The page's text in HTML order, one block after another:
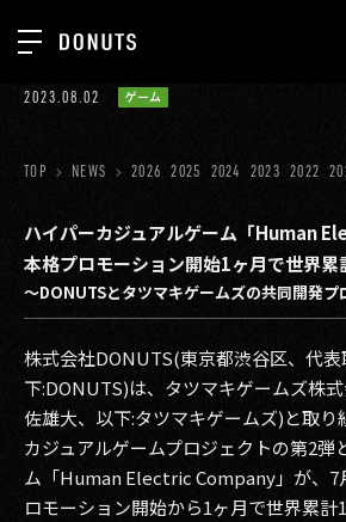
ジョブカン
ゲーム
ミクチャ
医療(CLIUS)
出版メディア
美少女図鑑
イベント
タテドラ
TOP
ABOUT
SERVICES
GROUP
RECRUIT
CONTACT
2023.08.02 ゲーム
TOP NEWS 2026 2025 2024 2023 2022
ハイパーカジュアルゲーム「Human
本格プロモーション開始1ヶ月で世界累
〜DONUTSとタツマキゲームズの共同開発プ
株式会社DONUTS(東京都渋谷区、代
下:DONUTS)は、タツマキゲームズ株
佐雄大、以下:タツマキゲームズ)と取り
カジュアルゲームプロジェクトの第2弾
ム「Human Electric Company」が、7
ロモーション開始から1ヶ月で世界累計